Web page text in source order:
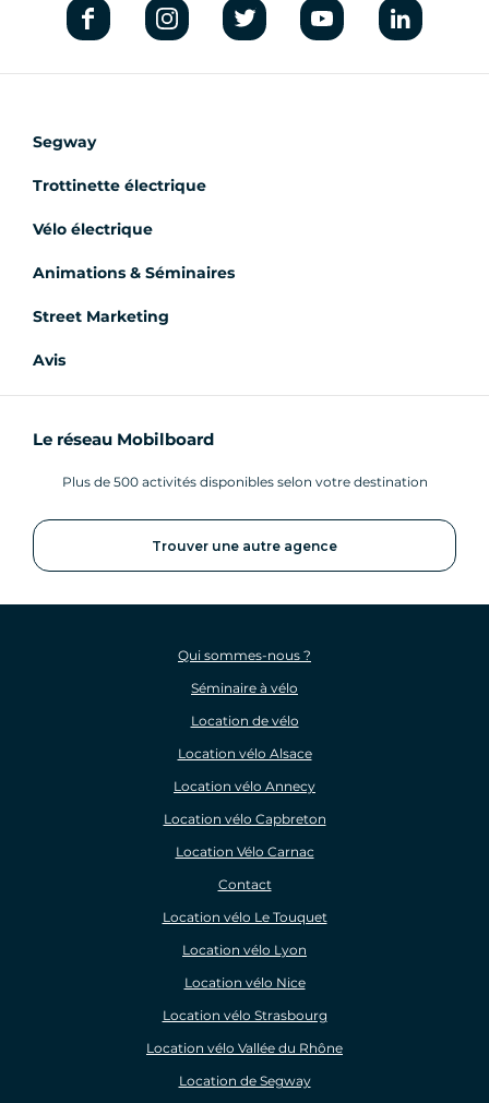
Segway
Trottinette électrique
Vélo électrique
Animations & Séminaires
Street Marketing
Avis
Le réseau Mobilboard
Plus de 500 activités disponibles selon votre destination
Trouver une autre agence
Qui sommes-nous ?
Séminaire à vélo
Location de vélo
Location vélo Alsace
Location vélo Annecy
Location vélo Capbreton
Location Vélo Carnac
Contact
Location vélo Le Touquet
Location vélo Lyon
Location vélo Nice
Location vélo Strasbourg
Location vélo Vallée du Rhône
Location de Segway